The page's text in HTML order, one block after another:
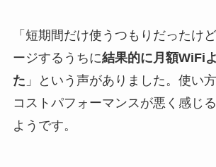
「短期間だけ使うつもりだったけ
ージするうちに結果的に月額WiFi
た 」という声がありました。使い
コストパフォーマンスが悪く感じ
ようです。